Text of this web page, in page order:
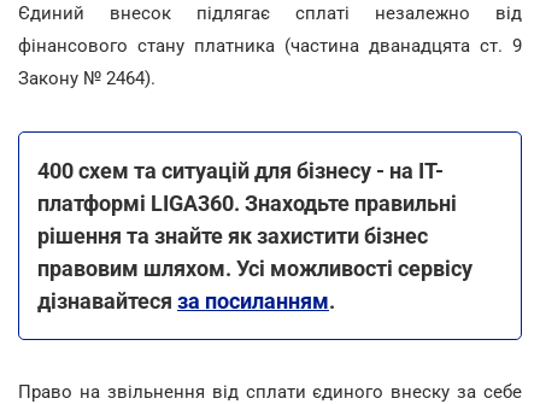
Єдиний внесок підлягає сплаті незалежно від
фінансового стану платника (частина дванадцята ст. 9
Закону № 2464).
400 схем та ситуацій для бізнесу - на ІТ-
платформі LIGA360. Знаходьте правильні
рішення та знайте як захистити бізнес
правовим шляхом. Усі можливості сервісу
дізнавайтеся за посиланням.
Право на звільнення від сплати єдиного внеску за себе